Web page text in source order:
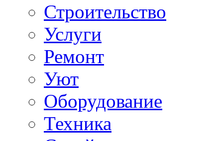
Строительство
Услуги
Ремонт
Уют
Оборудование
Техника